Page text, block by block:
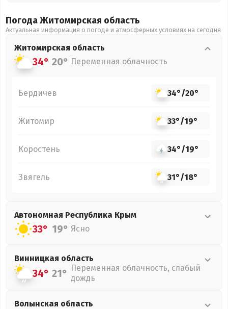
Погода Житомирская область
Актуальная информация о погоде и атмосферных условиях на сегодня
Житомирская область
34° 20° Переменная облачность
Бердичев 34°/20°
Житомир 33°/19°
Коростень 34°/19°
Звягель 31°/18°
Автономная Республика Крым
33° 19° Ясно
Винницкая область
34° 21° Переменная облачность, слабый
дождь
Волынская область